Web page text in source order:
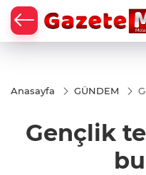
Anasayfa GÜNDEM
Gençlik